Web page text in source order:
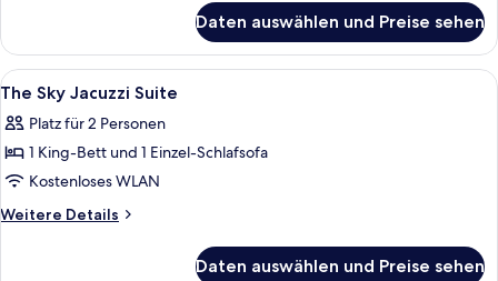
Twin
Beds
anzeigen
Splash
Deluxe
Pool
with
Twin
Daten auswählen und Preise sehen
Alle
Fotos
für
The
Sky
Jacuzzi
Hochwertige Bettwaren, Minibar,
5
The Sky Jacuzzi Suite
Platz für 2 Personen
1 King-Bett und 1 Einzel-Schlafsofa
Kostenloses WLAN
Weitere Details
Weitere
Daten auswählen und Preise sehen